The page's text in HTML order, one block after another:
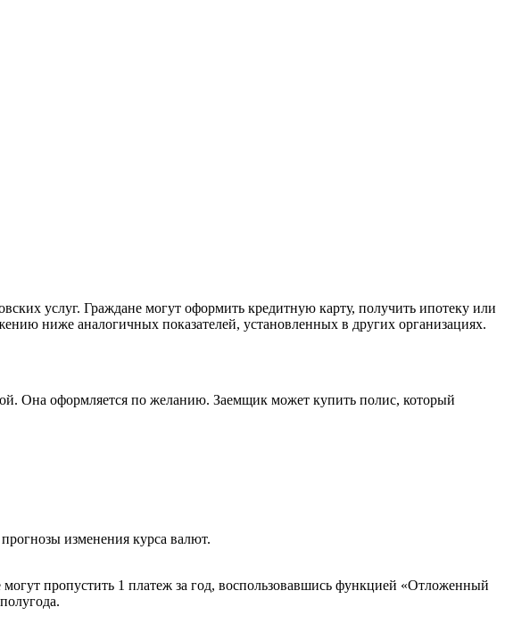
услуг. Граждане могут оформить кредитную карту, получить ипотеку или
ниже аналогичных показателей, установленных в других организациях.
Она оформляется по желанию. Заемщик может купить полис, который
изменения курса валют.
пропустить 1 платеж за год, воспользовавшись функцией «Отложенный